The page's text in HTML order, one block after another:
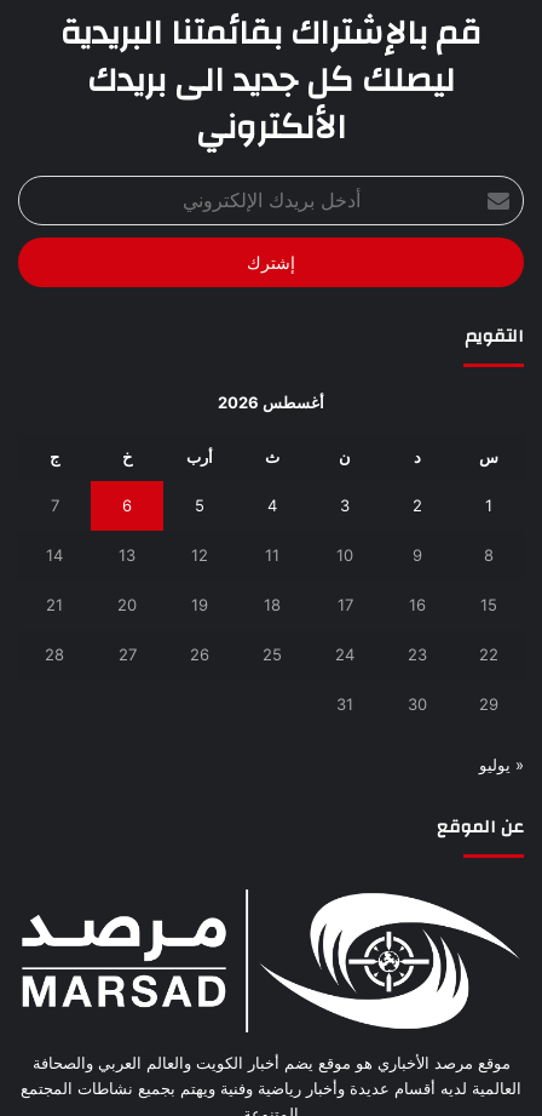
قم بالإشتراك بقائمتنا البريدية
ليصلك كل جديد الى بريدك
الألكتروني
أدخل
بريدك
الإلكتروني
التقويم
أغسطس 2026
س د ن ث أرب خ ج
1
2
3
4
5
6
7
8
9
10
11
12
13
14
15
16
17
18
19
20
21
22
23
24
25
26
27
28
29
30
31
« يوليو
عن الموقع
موقع مرصد الأخباري هو موقع يضم أخبار الكويت والعالم العربي والصحافة
العالمية لديه أقسام عديدة وأخبار رياضية وفنية ويهتم بجميع نشاطات المجتمع